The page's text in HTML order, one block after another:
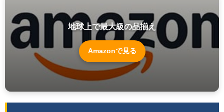
地球上で最大級の品揃え
Amazonで見る